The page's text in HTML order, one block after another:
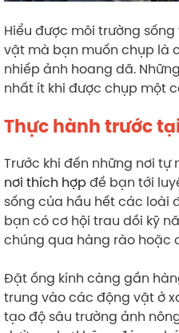
Hiểu được môi trường
vật mà bạn muốn chụp là
nhiếp ảnh hoang dã.
nhất ít khi được chụp một
Thực hành trước
Trước khi đến những nơi tự
nơi thích hợp đề bạn tới
sống của hầu hết các loài
bạn có cơ hội trau dồi kỹ
chúng qua hàng rào hoặc
Đặt ống kính càng gần
trung vào các động vật ở
tạo độ sâu trường ảnh